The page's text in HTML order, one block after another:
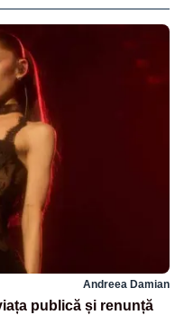
Andreea Damian
publică și renunță